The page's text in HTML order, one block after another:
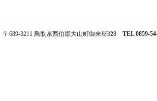
〒689-3211 鳥取県西伯郡大山町御来屋328 TEL 0859-